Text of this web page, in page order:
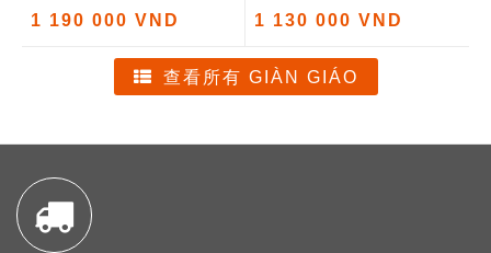
1 190 000 VND 1 130 000 VND
查看所有 GIÀN GIÁO